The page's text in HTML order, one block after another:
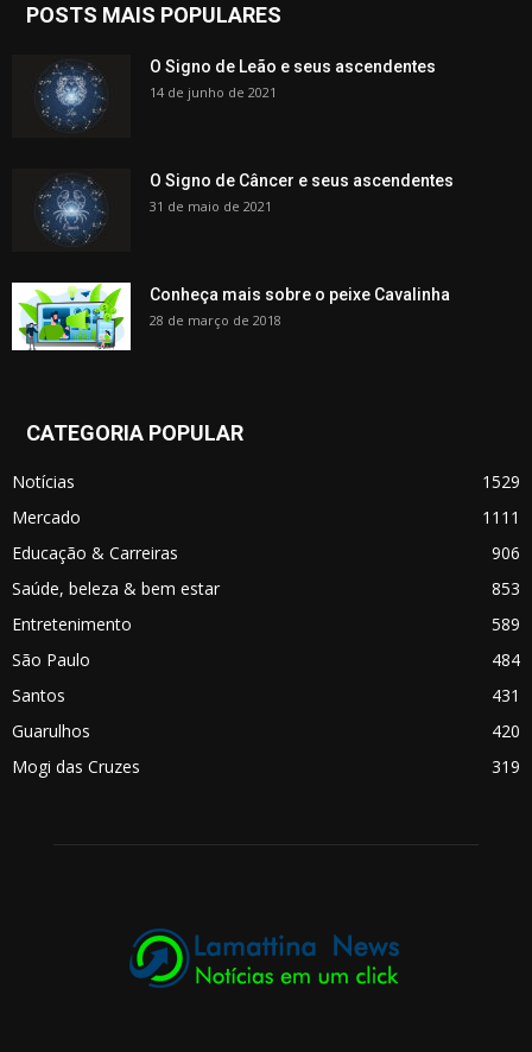
POSTS MAIS POPULARES
O Signo de Leão e seus ascendentes
14 de junho de 2021
O Signo de Câncer e seus ascendentes
31 de maio de 2021
Conheça mais sobre o peixe Cavalinha
28 de março de 2018
CATEGORIA POPULAR
Notícias
1529
Mercado
1111
Educação & Carreiras
906
Saúde, beleza & bem estar
853
Entretenimento
589
São Paulo
484
Santos
431
Guarulhos
420
Mogi das Cruzes
319